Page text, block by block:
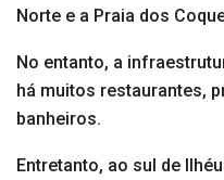
Norte e a Praia dos
No entanto, a
há muitos restaurantes,
banheiros.
Entretanto, ao sul de